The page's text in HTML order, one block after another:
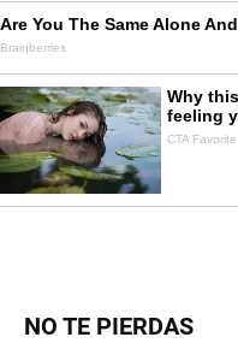
NO TE PIERDAS